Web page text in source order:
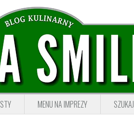
MENU NA IMPREZY SZUKAJ